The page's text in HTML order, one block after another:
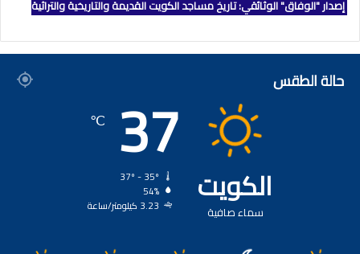
إصدار "الوفاق" الوثائقي: تاريخ مساجد الكويت القديمة والتاريخية والتراثية
حالة الطقس
الكويت
سماء صافية
37
℃
54%
3.23 كيلومتر/ساعة